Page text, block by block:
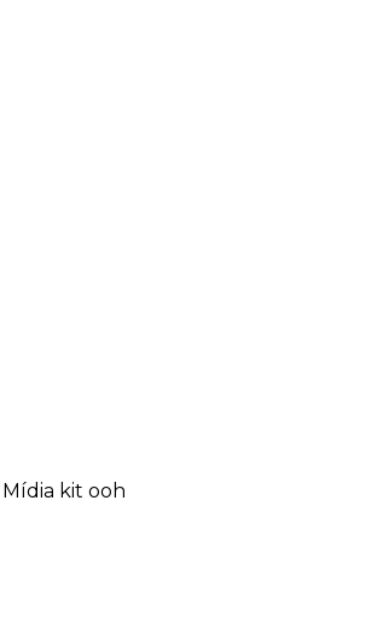
mídia kit ooh